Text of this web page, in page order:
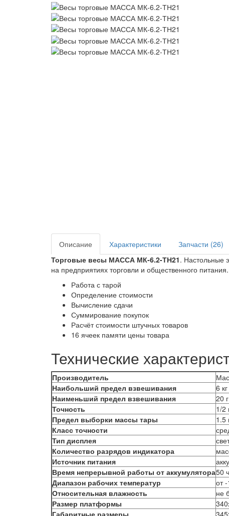
Описание
Характеристики Запчасти (26)
Торговые весы МАССА МК-6.2-ТН21. Настольные
на предприятиях торговли и общественного
Работа с тарой
Определение стоимости
Вычисление сдачи
Суммирование покупок
Расчёт стоимости штучных товаров
16 ячеек памяти цены товара
Технические
Производитель
Наибольший предел взвешивания
6 кг
Наименьший предел взвешивания
20 г
Точность
1/2
Предел выборки массы тары
1.5
Класс точности
Тип дисплея
Количество разрядов индикатора
Источник питания
Время непрерывной работы от аккумулятора50 ч
Диапазон рабочих температур
от
Относительная влажность
не
Размер платформы